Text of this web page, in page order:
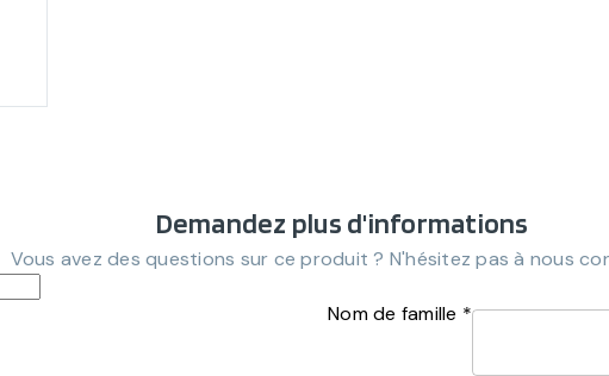
Demandez plus d'informations
Vous avez des questions sur ce produit ? N'hésitez pas à nous
Nom de famille *